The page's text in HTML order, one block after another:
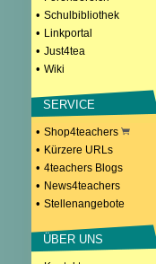
• Schulbibliothek
• Linkportal
• Just4tea
• Wiki
SERVICE
• Shop4teachers
• Kürzere URLs
• 4teachers Blogs
• News4teachers
• Stellenangebote
ÜBER UNS